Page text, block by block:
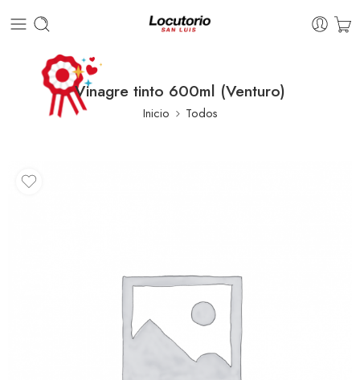
Vinagre tinto 600ml (Venturo)
Inicio Todos